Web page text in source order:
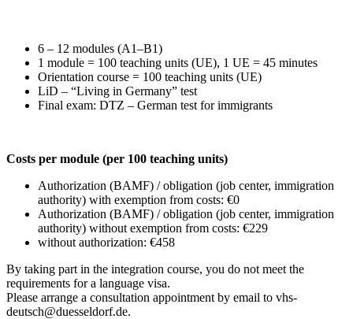
6 – 12 modules (A1–B1)
1 module = 100 teaching units (UE), 1 UE = 45 minutes
Orientation course = 100 teaching units (UE)
LiD – “Living in Germany” test
Final exam: DTZ – German test for immigrants
Costs per module (per 100 teaching units)
Authorization (BAMF) / obligation (job center, immigration
authority) with exemption from costs: €0
Authorization (BAMF) / obligation (job center, immigration
authority) without exemption from costs: €229
without authorization: €458
By taking part in the integration course, you do not meet the
requirements for a language visa.
Please arrange a consultation appointment by email to vhs-
deutsch@duesseldorf.de.